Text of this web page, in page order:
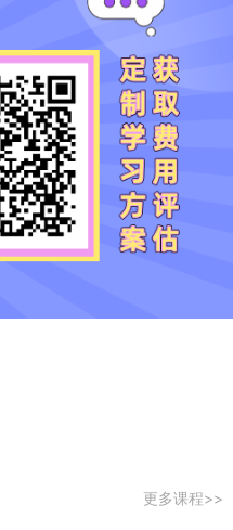
更多课程>>